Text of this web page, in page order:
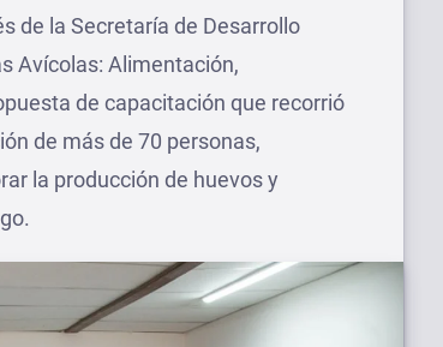
de la Secretaría de Desarrollo
Avícolas: Alimentación,
de capacitación que recorrió
de más de 70 personas,
la producción de huevos y